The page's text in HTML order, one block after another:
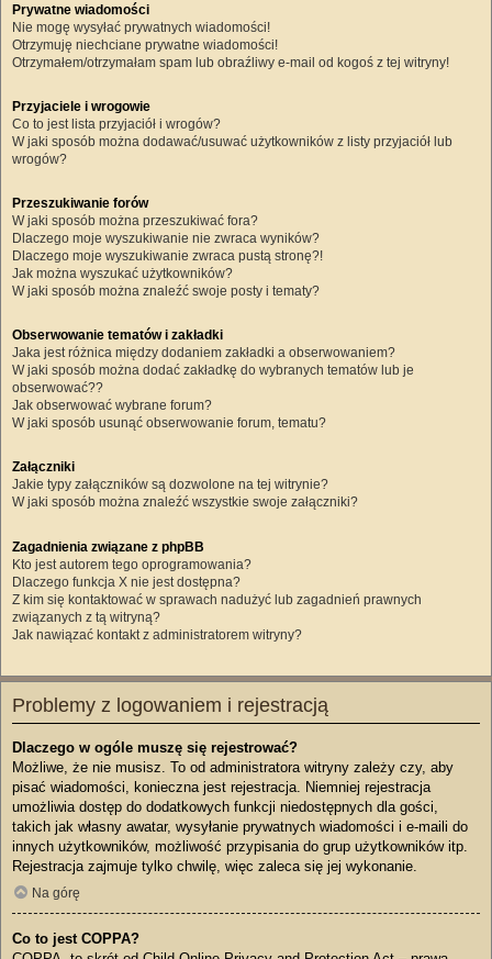
Prywatne wiadomości
Nie mogę wysyłać prywatnych wiadomości!
Otrzymuję niechciane prywatne wiadomości!
Otrzymałem/otrzymałam spam lub obraźliwy e-mail od kogoś z tej witryny!
Przyjaciele i wrogowie
Co to jest lista przyjaciół i wrogów?
W jaki sposób można dodawać/usuwać użytkowników z listy przyjaciół lub
wrogów?
Przeszukiwanie forów
W jaki sposób można przeszukiwać fora?
Dlaczego moje wyszukiwanie nie zwraca wyników?
Dlaczego moje wyszukiwanie zwraca pustą stronę?!
Jak można wyszukać użytkowników?
W jaki sposób można znaleźć swoje posty i tematy?
Obserwowanie tematów i zakładki
Jaka jest różnica między dodaniem zakładki a obserwowaniem?
W jaki sposób można dodać zakładkę do wybranych tematów lub je
obserwować??
Jak obserwować wybrane forum?
W jaki sposób usunąć obserwowanie forum, tematu?
Załączniki
Jakie typy załączników są dozwolone na tej witrynie?
W jaki sposób można znaleźć wszystkie swoje załączniki?
Zagadnienia związane z phpBB
Kto jest autorem tego oprogramowania?
Dlaczego funkcja X nie jest dostępna?
Z kim się kontaktować w sprawach nadużyć lub zagadnień prawnych
związanych z tą witryną?
Jak nawiązać kontakt z administratorem witryny?
Problemy z logowaniem i rejestracją
Dlaczego w ogóle muszę się rejestrować?
Możliwe, że nie musisz. To od administratora witryny zależy czy, aby
pisać wiadomości, konieczna jest rejestracja. Niemniej rejestracja
umożliwia dostęp do dodatkowych funkcji niedostępnych dla gości,
takich jak własny awatar, wysyłanie prywatnych wiadomości i e-maili do
innych użytkowników, możliwość przypisania do grup użytkowników itp.
Rejestracja zajmuje tylko chwilę, więc zaleca się jej wykonanie.
Na górę
Co to jest COPPA?